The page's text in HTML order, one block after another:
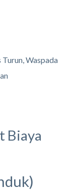
Turun, Waspada
Biaya